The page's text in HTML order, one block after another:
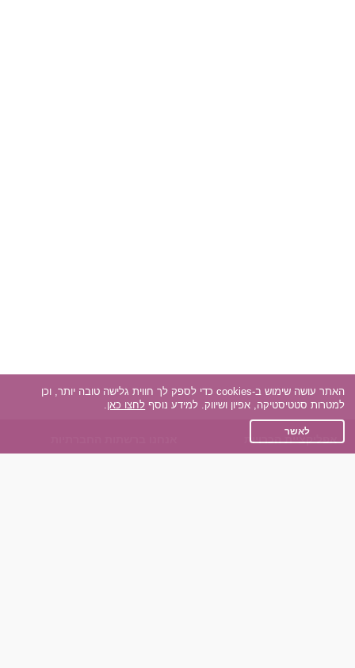
אפליקציית הכרויות
האתר עושה שימוש ב-cookies כדי לספק לך חווית גלישה טובה יותר, וכן
למטרות סטטיסטיקה, אפיון ושיווק. למידע נוסף לחצו כאן.
לאשר